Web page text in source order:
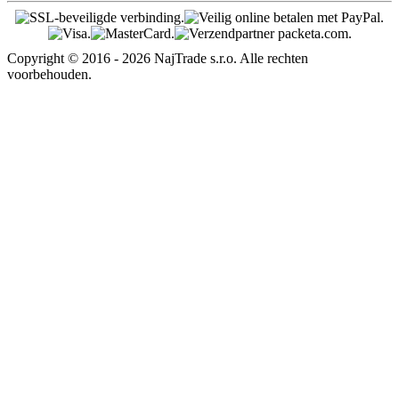
Copyright © 2016 - 2026 NajTrade s.r.o. Alle rechten
voorbehouden.